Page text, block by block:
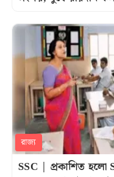
রাজ্য
SSC | প্রকাশিত হলো